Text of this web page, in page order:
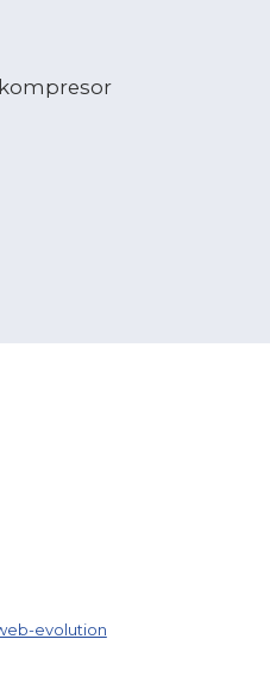
evolution